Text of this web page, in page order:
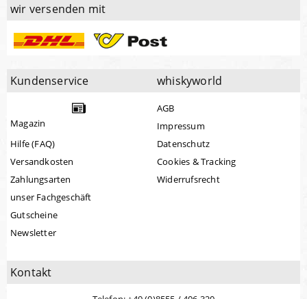
wir versenden mit
Kundenservice
Magazin
Hilfe (FAQ)
Versandkosten
Zahlungsarten
unser Fachgeschäft
Gutscheine
Newsletter
whiskyworld
AGB
Impressum
Datenschutz
Cookies & Tracking
Widerrufsrecht
Kontakt